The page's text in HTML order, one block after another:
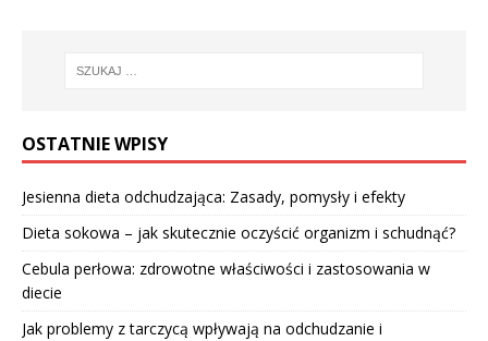
OSTATNIE WPISY
Jesienna dieta odchudzająca: Zasady, pomysły i efekty
Dieta sokowa – jak skutecznie oczyścić organizm i schudnąć?
Cebula perłowa: zdrowotne właściwości i zastosowania w
diecie
Jak problemy z tarczycą wpływają na odchudzanie i